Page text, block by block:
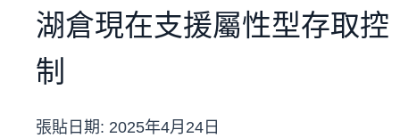
湖倉現在支援屬性型存取控
制
張貼日期: 2025年4月24日